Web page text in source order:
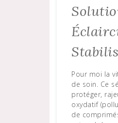
Pour moi la
de soin. Ce
protéger,
oxydatif
de